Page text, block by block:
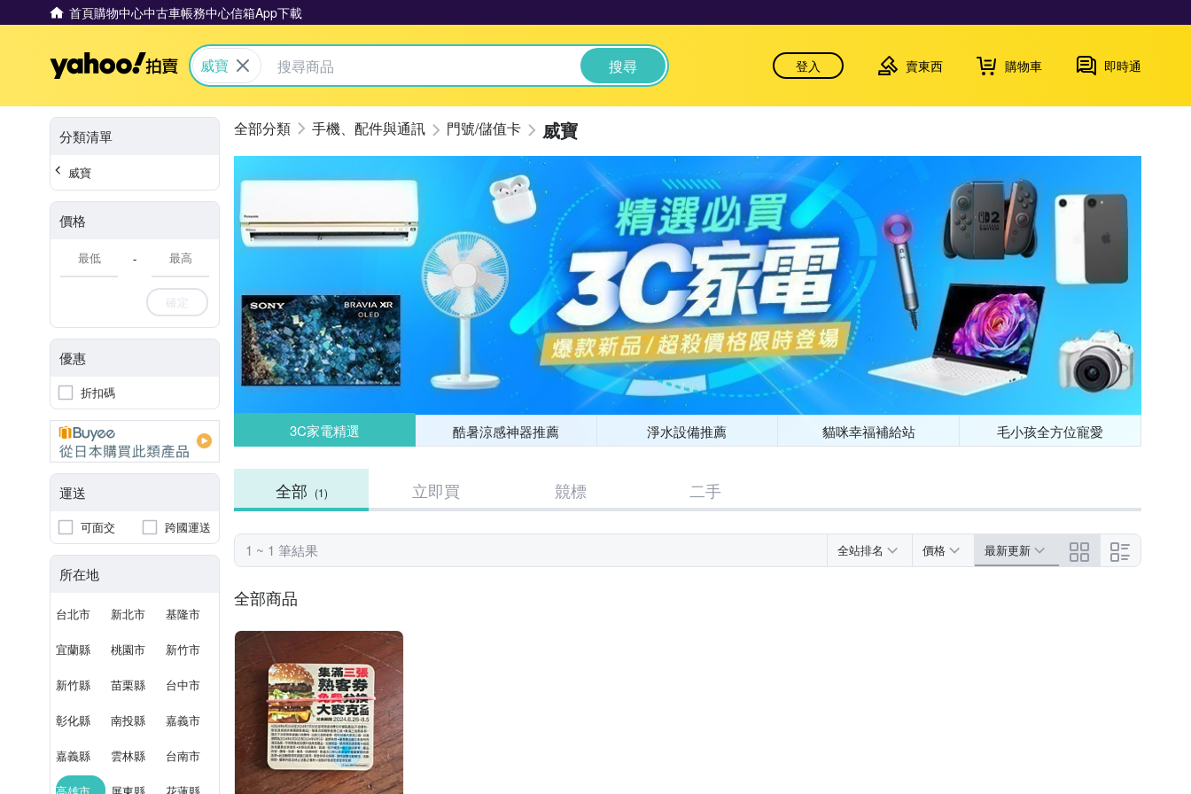
首頁購物中心中古車帳務中心信箱App下載
Yahoo拍賣
威寶 搜尋 登入 賣東西 購物車 即時通
分類清單
威寶
價格
-
確定
優惠
折扣碼
運送
可面交 跨國運送
所在地
台北市 新北市 基隆市
宜蘭縣 桃園市 新竹市
新竹縣 苗栗縣 台中市
彰化縣 南投縣 嘉義市
嘉義縣 雲林縣 台南市
手機、配件與通訊 門號/儲值卡 威寶
3C家電精選 酷暑涼感神器推薦 淨水設備推薦 貓咪幸福補給站 毛小孩全方位寵愛
全部 (1) 立即買 競標 二手
1 ~ 1 筆結果 全站排名 價格 最新更新
全部商品